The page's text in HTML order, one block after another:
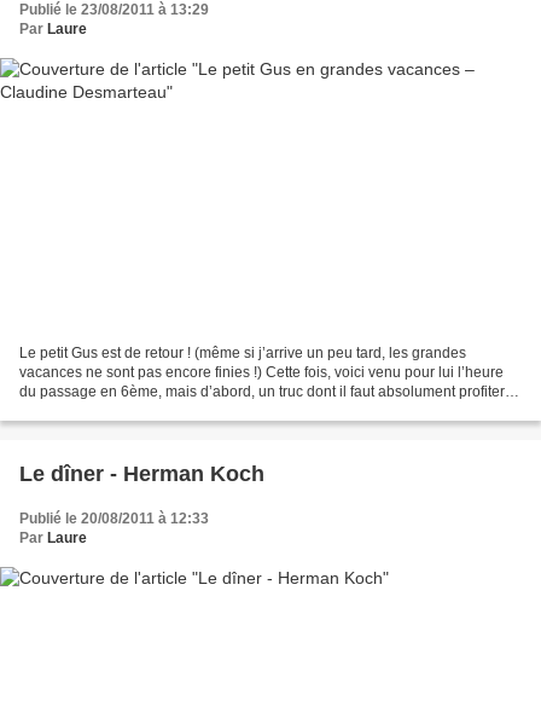
Publié le 23/08/2011 à 13:29
Par Laure
Le petit Gus est de retour ! (même si j’arrive un peu tard, les grandes
vacances ne sont pas encore finies !) Cette fois, voici venu pour lui l’heure
du passage en 6ème, mais d’abord, un truc dont il faut absolument profiter :
Le dîner - Herman Koch
Publié le 20/08/2011 à 12:33
Par Laure